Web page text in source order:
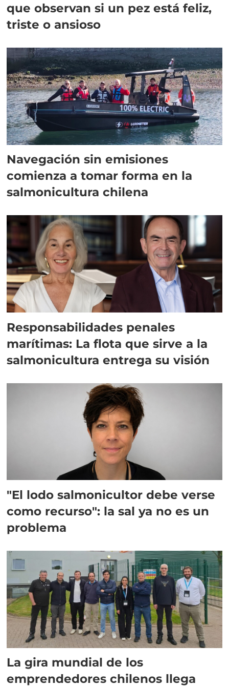
que observan si un pez está feliz,
triste o ansioso
Navegación sin emisiones
comienza a tomar forma en la
salmonicultura chilena
Responsabilidades penales
marítimas: La flota que sirve a la
salmonicultura entrega su visión
"El lodo salmonicultor debe verse
como recurso": la sal ya no es un
problema
La gira mundial de los
emprendedores chilenos llega